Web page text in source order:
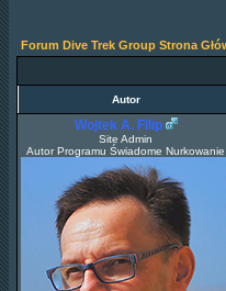
Forum Dive Trek Group Strona
Autor
Wojtek A. Filip
Site Admin
Autor Programu Świadome Nurkowanie